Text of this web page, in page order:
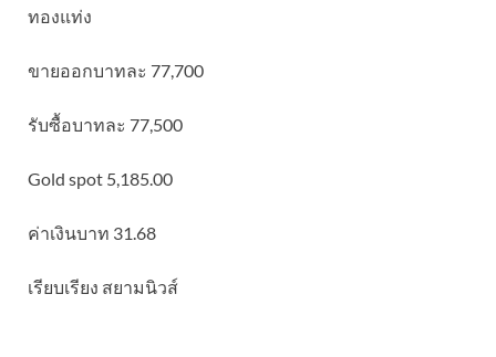
ทองแท่ง
ขายออกบาทละ 77,700
รับซื้อบาทละ 77,500
Gold spot 5,185.00
ค่าเงินบาท 31.68
เรียบเรียง สยามนิวส์